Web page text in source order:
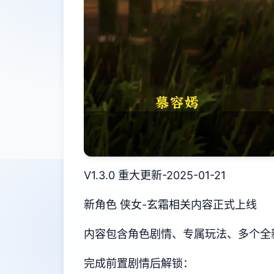
V1.3.0 重大更新-2025-01-21
新角色 侠女-玄霜相关内容正式上线
内容包含角色剧情、专属玩法、多个
完成前置剧情后解锁：